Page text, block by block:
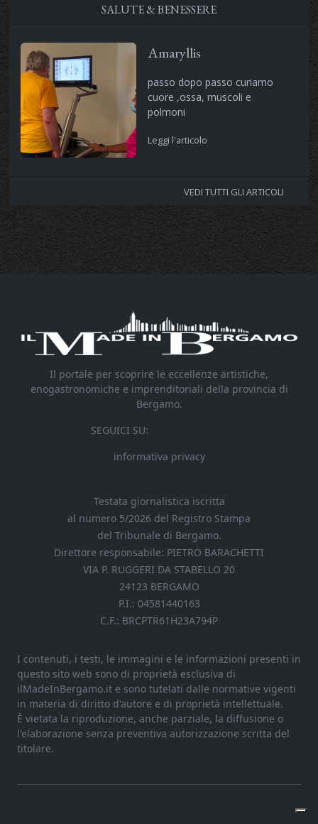
SALUTE & BENESSERE
Amaryllis
passo dopo passo curiamo
cuore ,ossa, muscoli e
polmoni
Leggi l'articolo
VEDI TUTTI GLI ARTICOLI
Il portale per scoprire le eccellenze artistiche,
enogastronomiche e imprenditoriali della provincia di
Bergamo.
SEGUICI SU:
informativa privacy
Testata giornalistica iscritta
al numero 5/2026 del Registro Stampa
del Tribunale di Bergamo.
Direttore responsabile: PIETRO BARACHETTI
VIA P. RUGGERI DA STABELLO 20
24123 BERGAMO
P.I.: 04581440163
C.F.: BRCPTR61H23A794P
I contenuti, i testi, le immagini e le informazioni presenti in
questo sito web sono di proprietà esclusiva di
ilMadeInBergamo.it e sono tutelati dalle normative vigenti
in materia di diritto d'autore e di proprietà intellettuale.
È vietata la riproduzione, anche parziale, la diffusione o
l'elaborazione senza preventiva autorizzazione scritta del
titolare.